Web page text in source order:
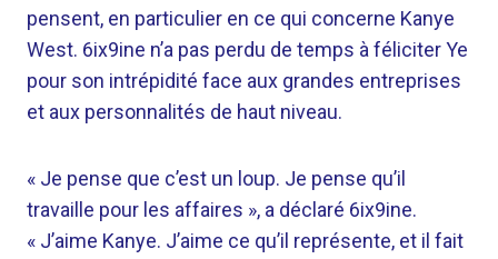
pensent, en particulier en ce qui concerne Kanye
West. 6ix9ine n’a pas perdu de temps à féliciter Ye
pour son intrépidité face aux grandes entreprises
et aux personnalités de haut niveau.
« Je pense que c’est un loup. Je pense qu’il
travaille pour les affaires », a déclaré 6ix9ine.
« J’aime Kanye. J’aime ce qu’il représente, et il fait